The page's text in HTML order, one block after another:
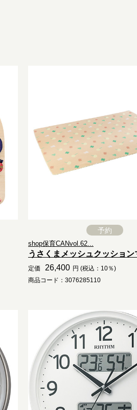
予約
shop保育CANvol.62...
うさくまメッシュクッション
定価 26,400 円 (税込：10％)
商品コード：3076285110